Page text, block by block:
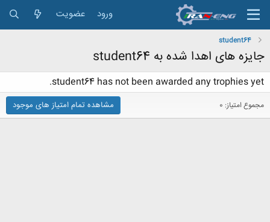
ورود عضویت
student64
جایزه های اهدا شده به student64
student64 has not been awarded any trophies yet.
مجموع امتیاز: 0 مشاهده تمام امتیاز های موجود